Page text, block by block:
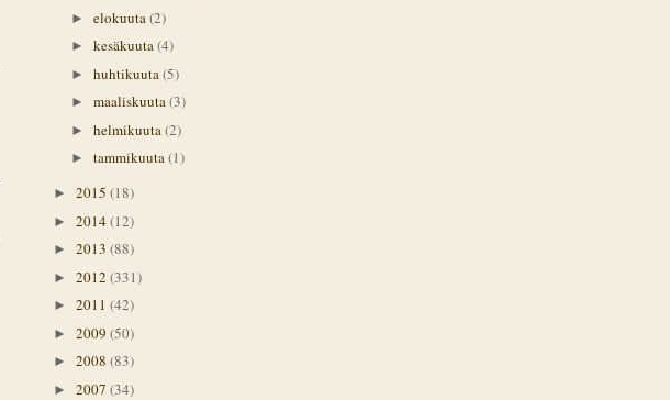
► elokuuta(2)
► kesäkuuta(4)
► huhtikuuta(5)
► maaliskuuta(3)
► helmikuuta(2)
► tammikuuta(1)
► 2015 (18)
► 2014 (12)
► 2013 (88)
► 2012 (331)
► 2011 (42)
► 2009 (50)
► 2008 (83)
► 2007 (34)